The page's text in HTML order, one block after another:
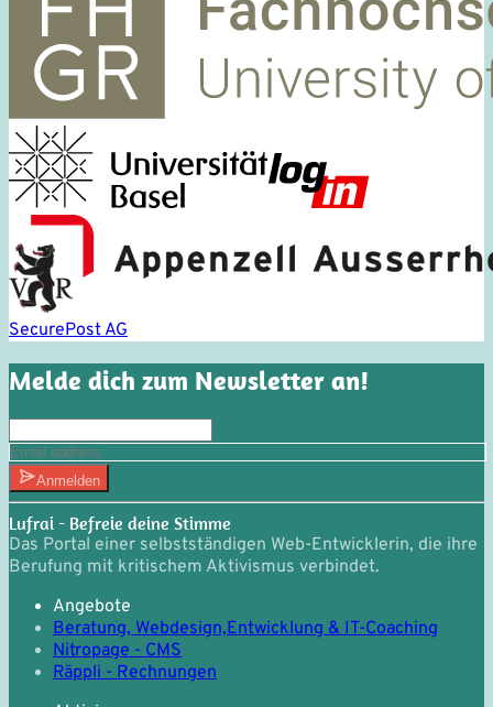
SecurePost AG
Melde dich zum Newsletter an!
Anmelden
Lufrai - Befreie deine Stimme
Das Portal einer selbstständigen Web-Entwicklerin, die ihre
Berufung mit kritischem Aktivismus verbindet.
Angebote
Beratung, Webdesign,Entwicklung & IT-Coaching
Nitropage - CMS
Räppli - Rechnungen